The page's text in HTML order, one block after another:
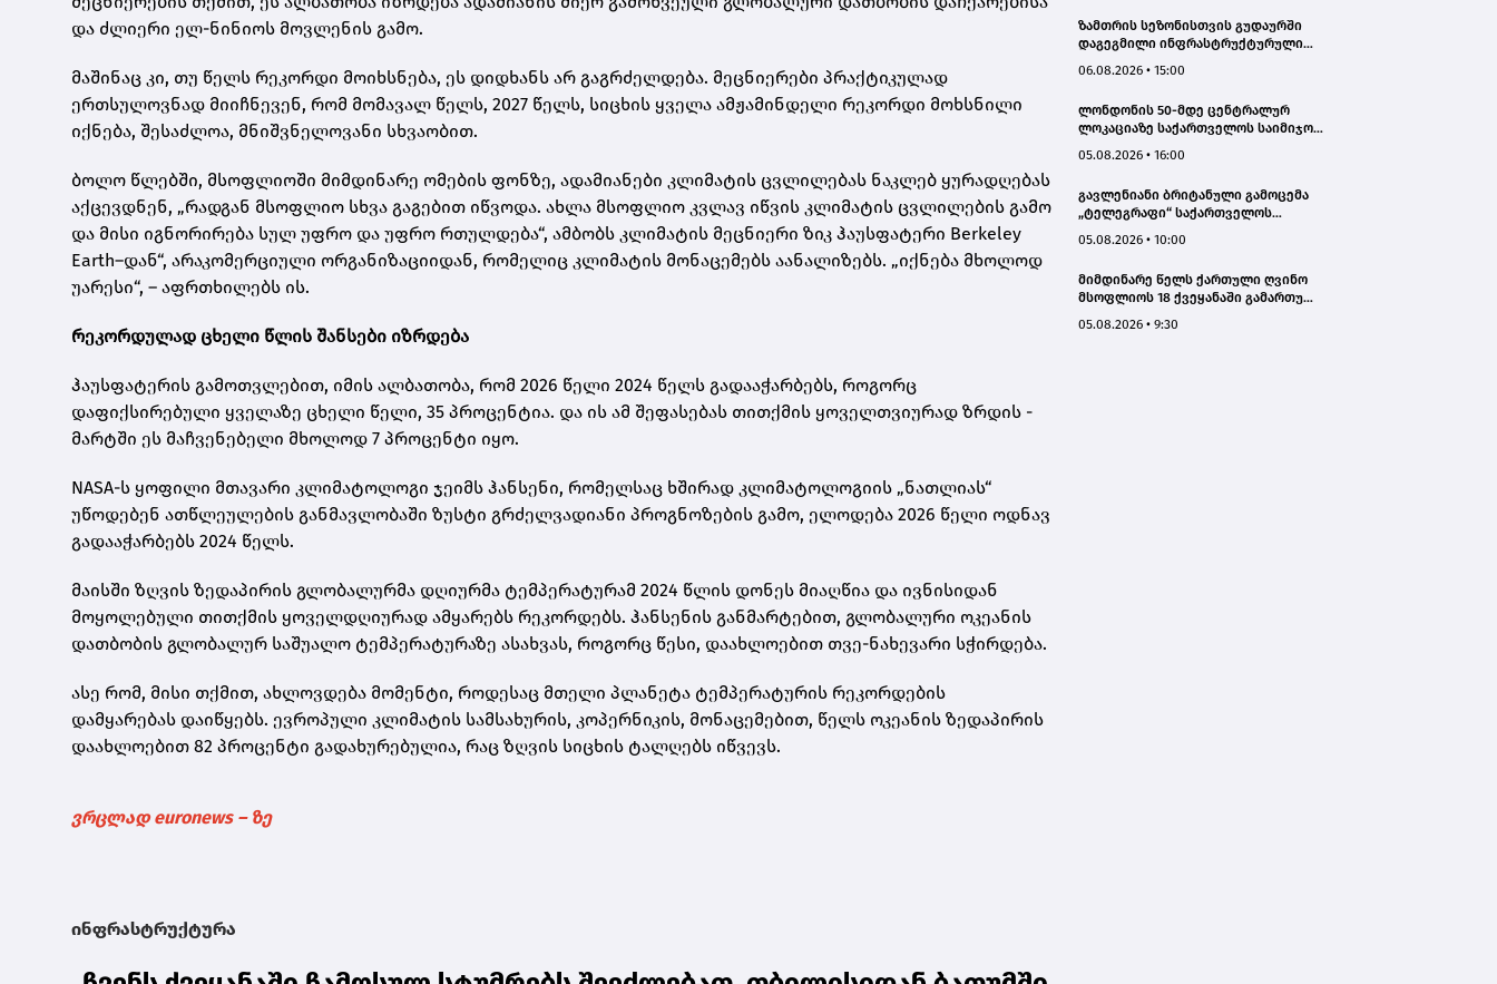
და ძლიერი ელ-ნინიოს მოვლენის გამო.
მაშინაც კი, თუ წელს რეკორდი მოიხსნება, ეს დიდხანს არ გაგრძელდება. მეცნიერები პრაქტიკულად
ერთსულოვნად მიიჩნევენ, რომ მომავალ წელს, 2027 წელს, სიცხის ყველა ამჟამინდელი რეკორდი მოხსნილი
იქნება, შესაძლოა, მნიშვნელოვანი სხვაობით.
ბოლო წლებში, მსოფლიოში მიმდინარე ომების ფონზე, ადამიანები კლიმატის ცვლილებას ნაკლებ ყურადღებას
აქცევდნენ, „რადგან მსოფლიო სხვა გაგებით იწვოდა. ახლა მსოფლიო კვლავ იწვის კლიმატის ცვლილების გამო
და მისი იგნორირება სულ უფრო და უფრო რთულდება“, ამბობს კლიმატის მეცნიერი ზიკ ჰაუსფატერი Berkeley
Earth–დან“, არაკომერციული ორგანიზაციიდან, რომელიც კლიმატის მონაცემებს აანალიზებს. „იქნება მხოლოდ
უარესი“, – აფრთხილებს ის.
რეკორდულად ცხელი წლის შანსები იზრდება
ჰაუსფატერის გამოთვლებით, იმის ალბათობა, რომ 2026 წელი 2024 წელს გადააჭარბებს, როგორც
დაფიქსირებული ყველაზე ცხელი წელი, 35 პროცენტია. და ის ამ შეფასებას თითქმის ყოველთვიურად ზრდის -
მარტში ეს მაჩვენებელი მხოლოდ 7 პროცენტი იყო.
NASA-ს ყოფილი მთავარი კლიმატოლოგი ჯეიმს ჰანსენი, რომელსაც ხშირად კლიმატოლოგიის „ნათლიას“
უწოდებენ ათწლეულების განმავლობაში ზუსტი გრძელვადიანი პროგნოზების გამო, ელოდება 2026 წელი ოდნავ
გადააჭარბებს 2024 წელს.
მაისში ზღვის ზედაპირის გლობალურმა დღიურმა ტემპერატურამ 2024 წლის დონეს მიაღწია და ივნისიდან
მოყოლებული თითქმის ყოველდღიურად ამყარებს რეკორდებს. ჰანსენის განმარტებით, გლობალური ოკეანის
დათბობის გლობალურ საშუალო ტემპერატურაზე ასახვას, როგორც წესი, დაახლოებით თვე-ნახევარი სჭირდება.
ასე რომ, მისი თქმით, ახლოვდება მომენტი, როდესაც მთელი პლანეტა ტემპერატურის რეკორდების
დამყარებას დაიწყებს. ევროპული კლიმატის სამსახურის, კოპერნიკის, მონაცემებით, წელს ოკეანის ზედაპირის
დაახლოებით 82 პროცენტი გადახურებულია, რაც ზღვის სიცხის ტალღებს იწვევს.
ვრცლად euronews – ზე
ინფრასტრუქტურა
ზამთრის სეზონისთვის გუდაურში
დაგეგმილი ინფრასტრუქტურული
გუდაურის ტურისტული
დარსალია
06.08.2026 • 15:00
ლონდონის 50-მდე ცენტრალურ
ლოკაციაზე საქართველოს საიმიჯო
05.08.2026 • 16:00
გავლენიანი ბრიტანული გამოცემა
„ტელეგრაფი“ საქართველოს
სტატიების ციკლს აქვეყნებს
05.08.2026 • 10:00
მიმდინარე წელს ქართული ღვინო
მსოფლიოს 18 ქვეყანაში გამართულ
წარმოდგენილი
05.08.2026 • 9:30